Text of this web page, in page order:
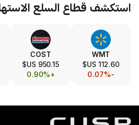
السلع الاستهلاكية
COST
950.15 US$
+0.90%
KO
86.89 US$
+0.08%